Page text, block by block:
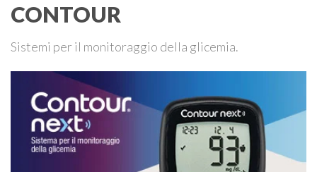
CONTOUR
Sistemi per il monitoraggio della glicemia.